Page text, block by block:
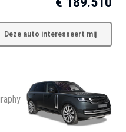
Deze auto interesseert mij